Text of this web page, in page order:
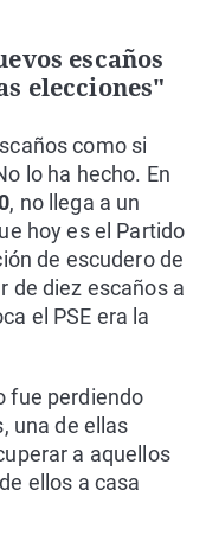
escaños
elecciones"
como si
lo ha hecho. En
, no llega a un
hoy es el Partido
de escudero de
de diez escaños a
el PSE era la
fue perdiendo
una de ellas
a aquellos
ellos a casa